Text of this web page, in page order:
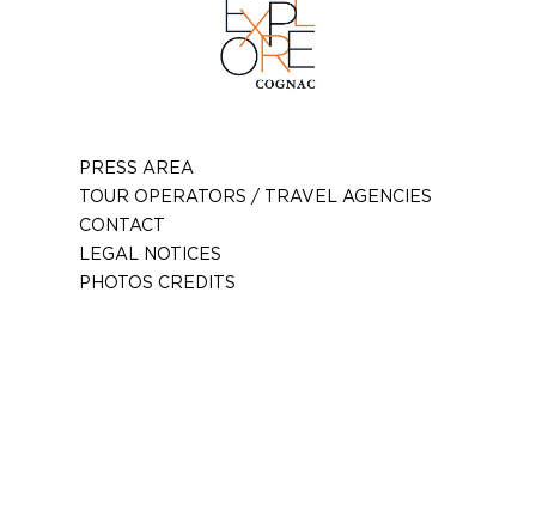
PRESS AREA
TOUR OPERATORS / TRAVEL AGENCIES
CONTACT
LEGAL NOTICES
PHOTOS CREDITS